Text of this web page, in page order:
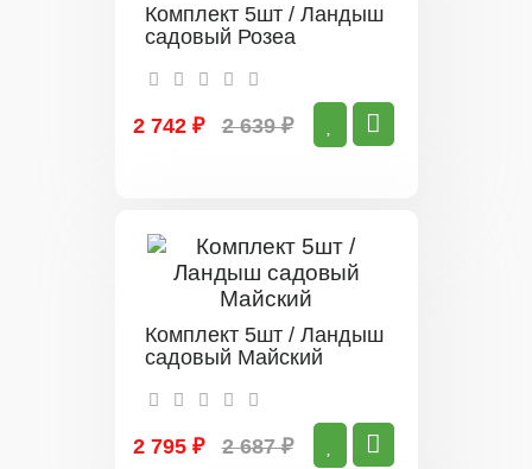
Комплект 5шт / Ландыш
садовый Розеа
2 742 ₽ 2 639 ₽
Комплект 5шт / Ландыш
садовый Майский
2 795 ₽ 2 687 ₽